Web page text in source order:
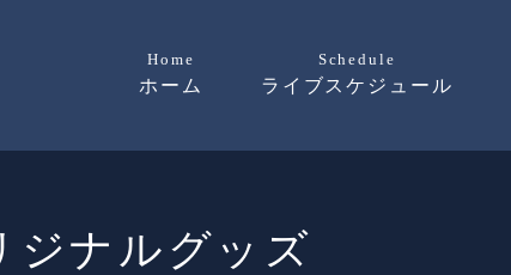
Home
ホーム
Schedule
ライブスケジュール
ジナルグッズ